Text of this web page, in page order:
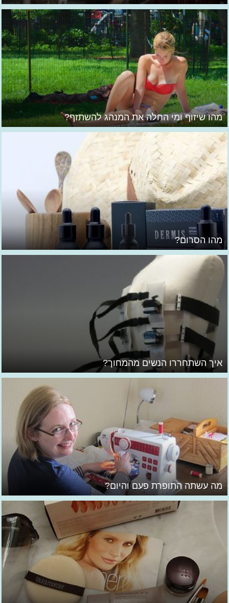
מהו שיזוף ומי החלה את המנהג להשתזף?
מהו הסרום?
איך השתחררו הנשים מהמחוך?
מה עשתה התופרת פעם והיום?